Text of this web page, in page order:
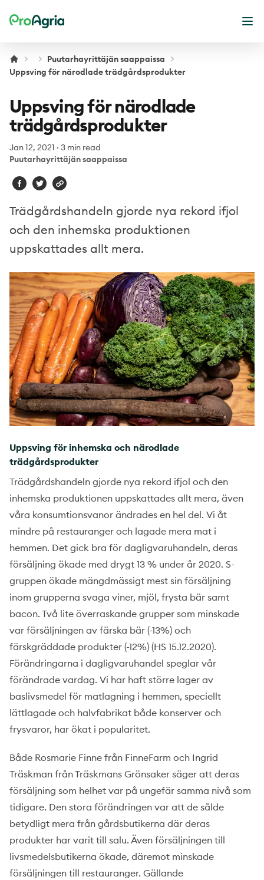
ProAgria
Puutarhayrittäjän saappaissa
Uppsving för närodlade trädgårdsprodukter
Uppsving för närodlade
trädgårdsprodukter
Jan 12, 2021 · 3 min read
Puutarhayrittäjän saappaissa
Trädgårdshandeln gjorde nya rekord ifjol
och den inhemska produktionen
uppskattades allt mera.
Uppsving för inhemska och närodlade
trädgårdsprodukter
Trädgårdshandeln gjorde nya rekord ifjol och den
inhemska produktionen uppskattades allt mera, även
våra konsumtionsvanor ändrades en hel del. Vi åt
mindre på restauranger och lagade mera mat i
hemmen. Det gick bra för dagligvaruhandeln, deras
försäljning ökade med drygt 13 % under år 2020. S-
gruppen ökade mängdmässigt mest sin försäljning
inom grupperna svaga viner, mjöl, frysta bär samt
bacon. Två lite överraskande grupper som minskade
var försäljningen av färska bär (-13%) och
färskgräddade produkter (-12%) (HS 15.12.2020).
Förändringarna i dagligvaruhandel speglar vår
förändrade vardag. Vi har haft större lager av
baslivsmedel för matlagning i hemmen, speciellt
lättlagade och halvfabrikat både konserver och
frysvaror, har ökat i popularitet.
Både Rosmarie Finne från FinneFarm och Ingrid
Träskman från Träskmans Grönsaker säger att deras
försäljning som helhet var på ungefär samma nivå som
tidigare. Den stora förändringen var att de sålde
betydligt mera från gårdsbutikerna där deras
produkter har varit till salu. Även försäljningen till
livsmedelsbutikerna ökade, däremot minskade
försäljningen till restauranger. Gällande